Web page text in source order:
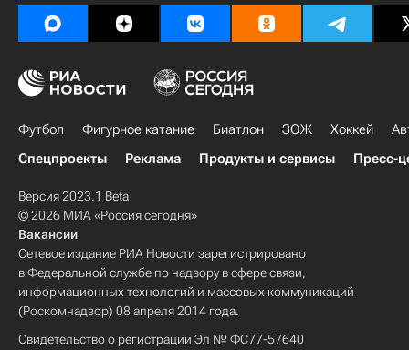
Футбол Фигурное катание Биатлон ЗОЖ Хоккей
Спецпроекты
Реклама Продукты и сервисы Пресс-
Версия 2023.1 Beta
© 2026 МИА «Россия сегодня»
Вакансии
Сетевое издание РИА Новости зарегистрировано
в Федеральной службе по надзору в сфере связи,
информационных технологий и массовых коммуникаций
(Роскомнадзор) 08 апреля 2014 года.
Свидетельство о регистрации Эл № ФС77-57640